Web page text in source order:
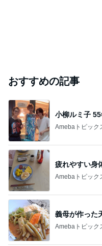
おすすめの記事
小柳ルミ子
Amebaトピック
疲れやすい身
Amebaトピック
義母が作った
Amebaトピック